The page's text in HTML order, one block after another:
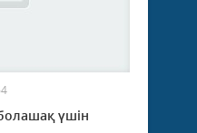
үшін